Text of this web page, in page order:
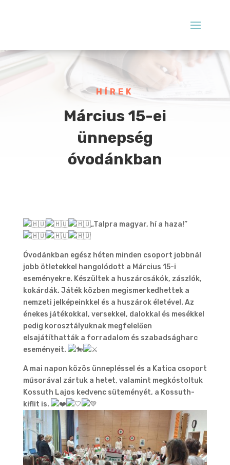
HÍREK
Március 15-ei
ünnepség
óvodánkban
„Talpra magyar, hí a haza!”
Óvodánkban egész héten minden csoport jobbnál
jobb ötletekkel hangolódott a Március 15-i
eseményekre. Készültek a huszárcsákók, zászlók,
kokárdák. Játék közben megismerkedhettek a
nemzeti jelképeinkkel és a huszárok életével. Az
énekes játékokkal, versekkel, dalokkal és mesékkel
pedig korosztályuknak megfelelően
elsajátíthatták a forradalom és szabadságharc
eseményeit.
A mai napon közös ünnepléssel és a Katica csoport
műsorával zártuk a hetet, valamint megkóstoltuk
Kossuth Lajos kedvenc süteményét, a Kossuth-
kiflit is.